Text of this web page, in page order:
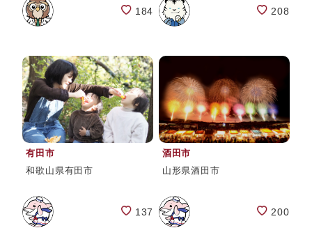
184 208
有田市
和歌山県有田市
137
酒田市
山形県酒田市
200